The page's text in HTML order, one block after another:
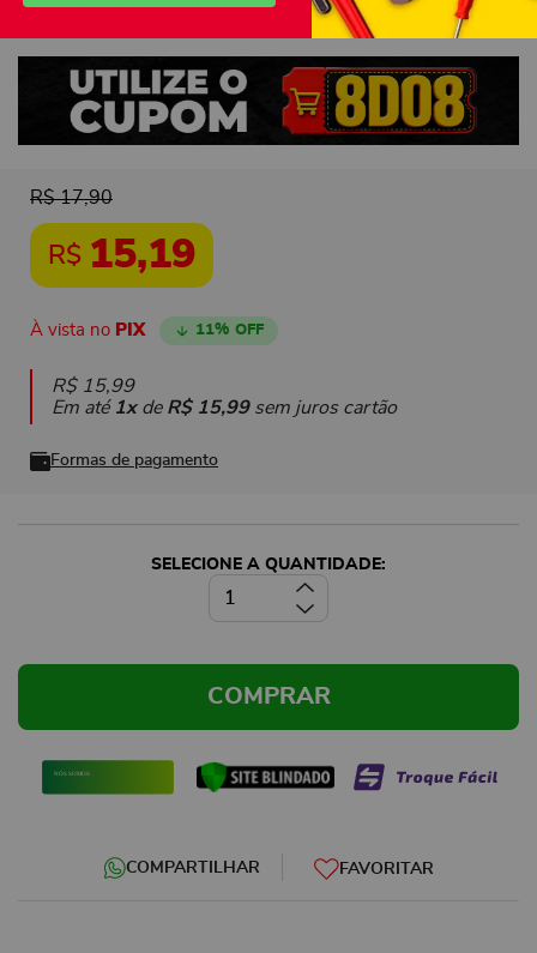
R$ 17,90
R$ 15,19
À vista no PIX 11%
R$ 15,99
Em até 1 de R$ 15,99sem juros cartão
Formas de pagamento
SELECIONE A QUANTIDADE:
COMPRAR